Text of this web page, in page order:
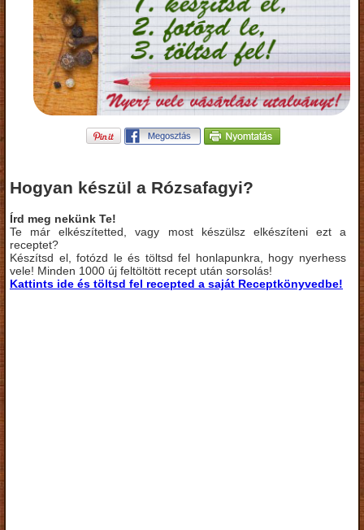
Hogyan készül a Rózsafagyi?
Írd meg nekünk Te!
Te már elkészítetted, vagy most készülsz elkészíteni ezt a
receptet?
Készítsd el, fotózd le és töltsd fel honlapunkra, hogy nyerhess
vele! Minden 1000 új feltöltött recept után sorsolás!
Kattints ide és töltsd fel recepted a saját Receptkönyvedbe!